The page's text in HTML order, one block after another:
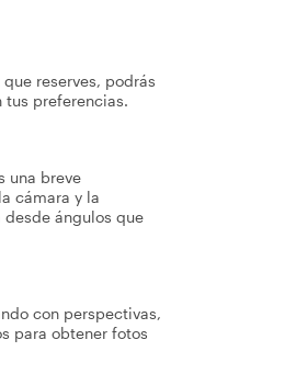
reserves, podrás
tus preferencias.
una breve
cámara y la
ángulos que
con perspectivas,
para obtener fotos